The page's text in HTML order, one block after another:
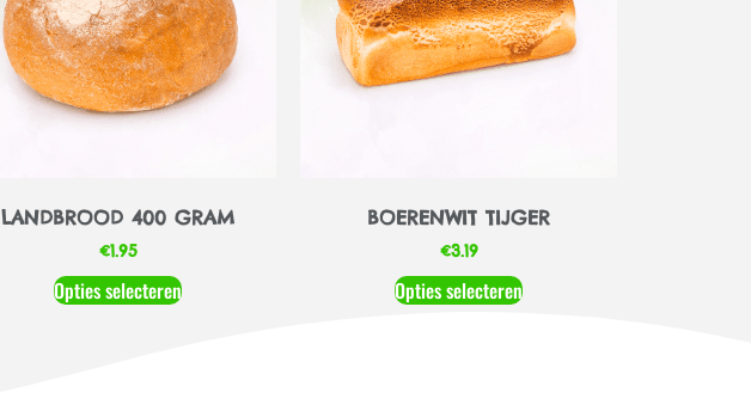
LANDBROOD 400 GRAM
€1.95
Opties selecteren
BOERENWIT TIJGER
€3.19
Opties selecteren